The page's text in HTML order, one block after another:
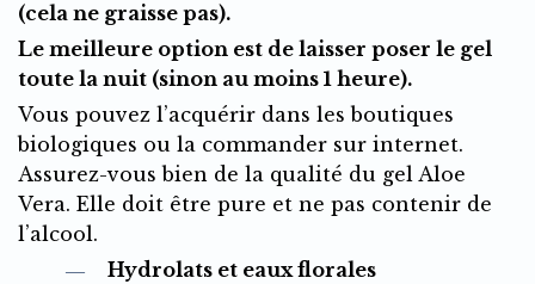
(cela ne graisse pas).
Le meilleure option est de laisser poser le gel
toute la nuit (sinon au moins 1 heure).
Vous pouvez l’acquérir dans les boutiques
biologiques ou la commander sur internet.
Assurez-vous bien de la qualité du gel Aloe
Vera. Elle doit être pure et ne pas contenir de
l’alcool.
Hydrolats et eaux florales